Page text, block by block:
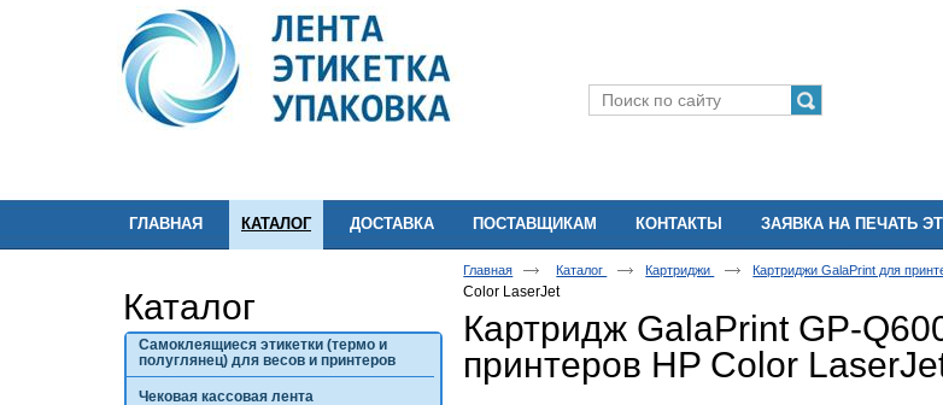
ГЛАВНАЯ КАТАЛОГ ДОСТАВКА ПОСТАВЩИКАМ КОНТАКТЫ ЗАЯВКА НА ПЕЧАТЬ
Каталог
Самоклеящиеся этикетки (термо и
полуглянец) для весов и принтеров
Чековая кассовая лента
Главная Каталог Картриджи Картриджи GalaPrint для
Color LaserJet
Картридж GalaPrint GP-
принтеров HP Color